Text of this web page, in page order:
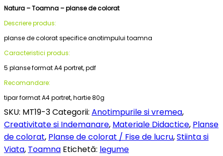
Natura – Toamna – planse de colorat
Descriere produs:
planse de colorat specifice anotimpului toamna
Caracteristici produs:
5 planse format A4 portret, pdf
Recomandare:
tipar format A4 portret, hartie 80g
SKU: MT19-3Categorii: Anotimpurile si vremea,
Creativitate si Indemanare, Materiale Didactice, Planse
de colorat, Planse de colorat / Fise de lucru,Stiinta si
Viata, Toamna Etichetă: legume